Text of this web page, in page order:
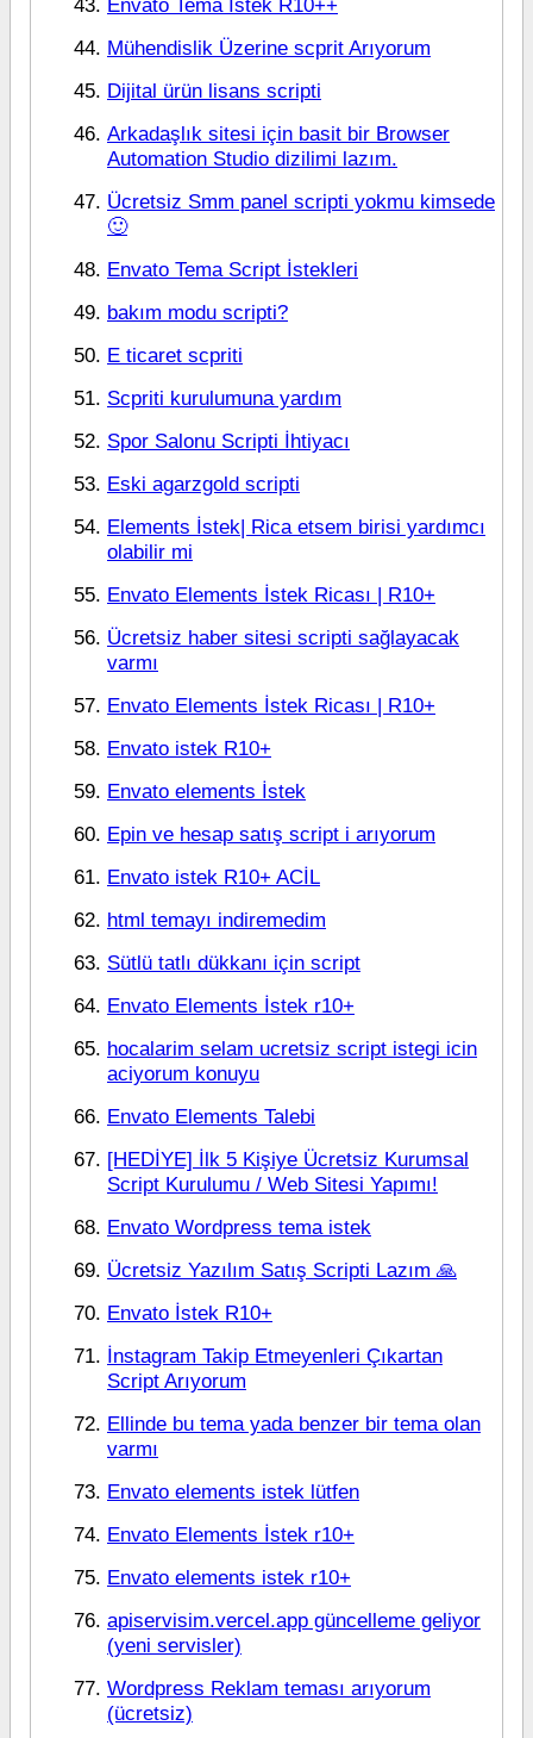
Mühendislik Üzerine scprit Arıyorum
Dijital ürün lisans scripti
Arkadaşlık sitesi için basit bir Browser
Automation Studio dizilimi lazım.
Ücretsiz Smm panel scripti yokmu kimsede
🙂
Envato Tema Script İstekleri
bakım modu scripti?
E ticaret scpriti
Scpriti kurulumuna yardım
Spor Salonu Scripti İhtiyacı
Eski agarzgold scripti
Elements İstek| Rica etsem birisi yardımcı
olabilir mi
Envato Elements İstek Ricası | R10+
Ücretsiz haber sitesi scripti sağlayacak
varmı
Envato Elements İstek Ricası | R10+
Envato istek R10+
Envato elements İstek
Epin ve hesap satış script i arıyorum
Envato istek R10+ ACİL
html temayı indiremedim
Sütlü tatlı dükkanı için script
Envato Elements İstek r10+
hocalarim selam ucretsiz script istegi icin
aciyorum konuyu
Envato Elements Talebi
[HEDİYE] İlk 5 Kişiye Ücretsiz Kurumsal
Script Kurulumu / Web Sitesi Yapımı!
Envato Wordpress tema istek
Ücretsiz Yazılım Satış Scripti Lazım 🙏
Envato İstek R10+
İnstagram Takip Etmeyenleri Çıkartan
Script Arıyorum
Ellinde bu tema yada benzer bir tema olan
varmı
Envato elements istek lütfen
Envato Elements İstek r10+
Envato elements istek r10+
apiservisim.vercel.app güncelleme geliyor
(yeni servisler)
Wordpress Reklam teması arıyorum
(ücretsiz)